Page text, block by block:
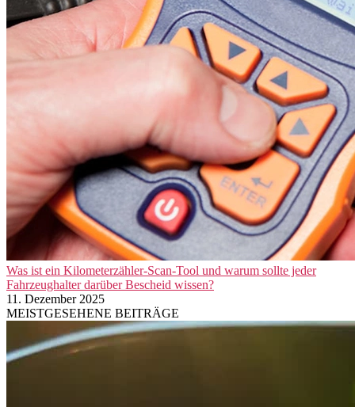
Was ist ein Kilometerzähler-Scan-Tool und warum sollte jeder
Fahrzeughalter darüber Bescheid wissen?
11. Dezember 2025
MEISTGESEHENE BEITRÄGE